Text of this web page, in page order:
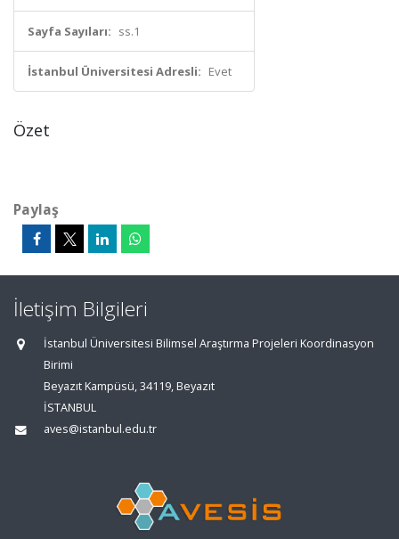
Sayfa Sayıları: ss.1
İstanbul Üniversitesi Adresli: Evet
Özet
Paylaş
İletişim Bilgileri
İstanbul Üniversitesi Bilimsel Araştırma Projeleri Koordinasyon
Birimi
Beyazıt Kampüsü, 34119, Beyazıt
İSTANBUL
aves@istanbul.edu.tr